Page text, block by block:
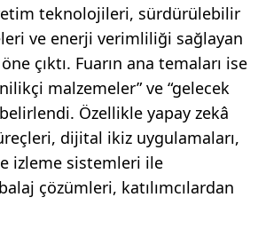
teknolojileri, sürdürülebilir
ve enerji verimliliği sağlayan
çıktı. Fuarın ana temaları ise
malzemeler” ve “gelecek
Özellikle yapay zekâ
dijital ikiz uygulamaları,
izleme sistemleri ile
çözümleri, katılımcılardan